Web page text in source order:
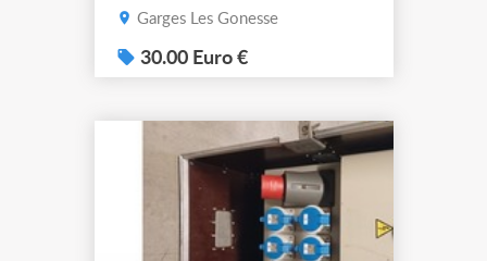
poles. certains ont bien
unitaire HT pour: - 13G2,5
- 5m: 35€ (quantité: 7) -
(quantité: 1) - 13G2,5 -
25m: 95€ (quantité: 2) -
18G1,5 - 5m: 35€ (quantité:
5) - 18G1,5 - 13m: 60€
(quantité...
Garges Les Gonesse
30.00 Euro €